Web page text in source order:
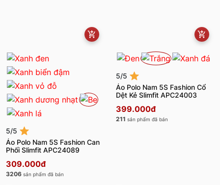
5/5
Áo Polo Nam 5S Fashion Can
Phối Slimfit APC24089
309.000đ
3206 sản phẩm đã bán
5/5
Áo Polo Nam 5S Fashion Cổ
Dệt Kẻ Slimfit APC24003
399.000đ
211 sản phẩm đã bán